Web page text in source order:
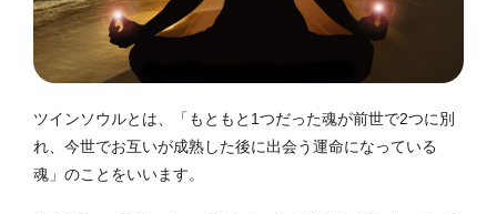
ツインソウルとは、「もともと1つだった魂が前世で2つに別
れ、今世でお互いが成熟した後に出会う運命になっている
魂」のことをいいます。